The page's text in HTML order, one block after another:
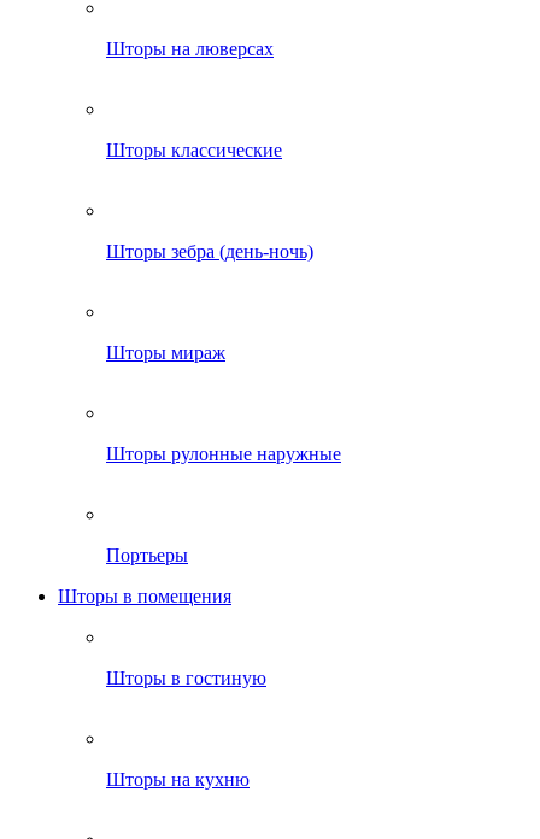
Шторы на люверсах
Шторы классические
Шторы зебра (день-ночь)
Шторы мираж
Шторы рулонные наружные
Портьеры
Шторы в помещения
Шторы в гостиную
Шторы на кухню